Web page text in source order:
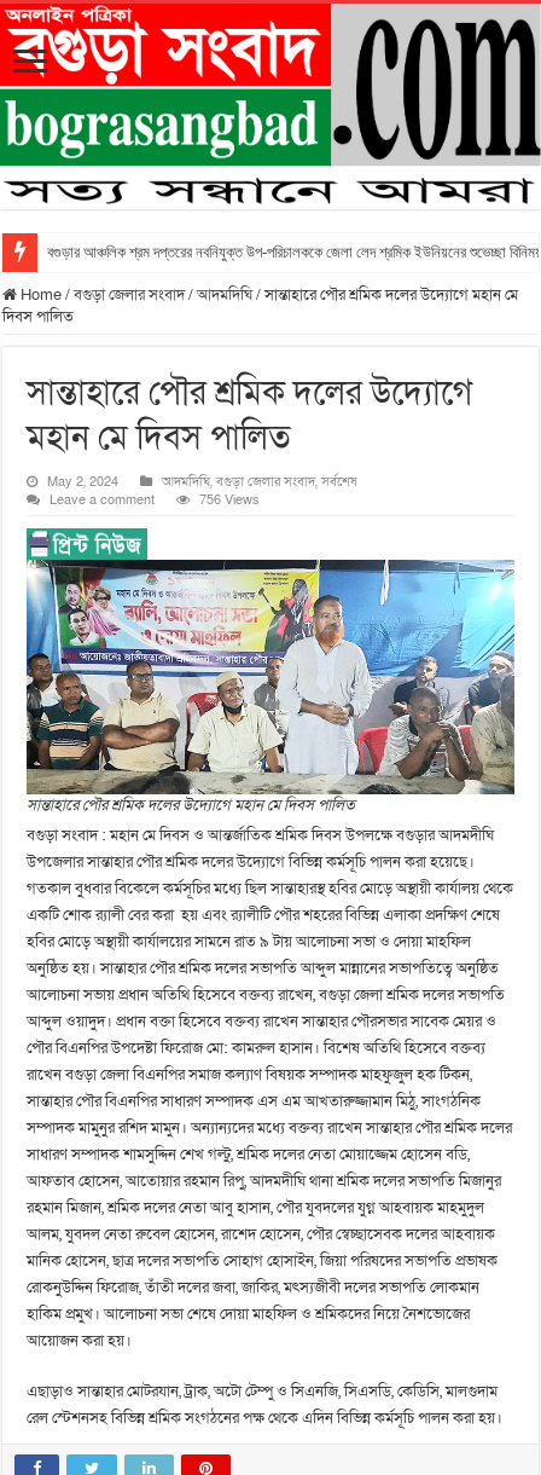
বগুড়ার আঞ্চলিক শ্রম দপ্তরের নবনিযুক্ত উপ-পরিচালককে জেলা লেদ শ্রমিক ইউনিয়নের শুভেচ্ছা
Home/বগুড়া জেলার সংবাদ/আদমদিঘি/সান্তাহারে পৌর শ্রমিক দলের উদ্যোগে মহান মে
দিবস পালিত
সান্তাহারে পৌর শ্রমিক দলের উদ্যোগে
মহান মে দিবস পালিত
May 2, 2024 আদমদিঘি,বগুড়া জেলার সংবাদ,সর্বশেষ
Leave a comment
756 Views
সান্তাহারে পৌর শ্রমিক দলের উদ্যোগে মহান মে দিবস পালিত
বগুড়া সংবাদ : মহান মে দিবস ও আন্তর্জাতিক শ্রমিক দিবস উপলক্ষে বগুড়ার আদমদীঘি
উপজেলার সান্তাহার পৌর শ্রমিক দলের উদ্যোগে বিভিন্ন কর্মসূচি পালন করা হয়েছে।
গতকাল বুধবার বিকেলে কর্মসূচির মধ্যে ছিল সান্তাহারস্থ হবির মোড়ে অস্থায়ী কার্যালয় থেকে
একটি শোক র‍্যালী বের করা হয় এবং র‍্যালীটি পৌর শহরের বিভিন্ন এলাকা প্রদক্ষিণ শেষে
হবির মোড়ে অস্থায়ী কার্যালয়ের সামনে রাত ৯ টায় আলোচনা সভা ও দোয়া মাহফিল
অনুষ্ঠিত হয়। সান্তাহার পৌর শ্রমিক দলের সভাপতি আব্দুল মান্নানের সভাপতিত্বে অনুষ্ঠিত
আলোচনা সভায় প্রধান অতিথি হিসেবে বক্তব্য রাখেন, বগুড়া জেলা শ্রমিক দলের সভাপতি
আব্দুল ওয়াদুদ। প্রধান বক্তা হিসেবে বক্তব্য রাখেন সান্তাহার পৌরসভার সাবেক মেয়র ও
পৌর বিএনপির উপদেষ্টা ফিরোজ মো: কামরুল হাসান। বিশেষ অতিথি হিসেবে বক্তব্য
রাখেন বগুড়া জেলা বিএনপির সমাজ কল্যাণ বিষয়ক সম্পাদক মাহফুজুল হক টিকন,
সান্তাহার পৌর বিএনপির সাধারণ সম্পাদক এস এম আখতারুজ্জামান মিঠু, সাংগঠনিক
সম্পাদক মামুনুর রশিদ মামুন। অন্যান্যদের মধ্যে বক্তব্য রাখেন সান্তাহার পৌর শ্রমিক দলের
সাধারণ সম্পাদক শামসুদ্দিন শেখ গল্টু, শ্রমিক দলের নেতা মোয়াজ্জেম হোসেন বডি,
আফতাব হোসেন, আতোয়ার রহমান রিপু, আদমদীঘি থানা শ্রমিক দলের সভাপতি মিজানুর
রহমান মিজান, শ্রমিক দলের নেতা আবু হাসান, পৌর যুবদলের যুগ্ন আহবায়ক মাহমুদুল
আলম, যুবদল নেতা রুবেল হোসেন, রাশেদ হোসেন, পৌর স্বেচ্ছাসেবক দলের আহবায়ক
মানিক হোসেন, ছাত্র দলের সভাপতি সোহাগ হোসাইন, জিয়া পরিষদের সভাপতি প্রভাষক
রোকনুউদ্দিন ফিরোজ, তাঁতী দলের জবা, জাকির, মৎস্যজীবী দলের সভাপতি লোকমান
হাকিম প্রমুখ। আলোচনা সভা শেষে দোয়া মাহফিল ও শ্রমিকদের নিয়ে নৈশভোজের
আয়োজন করা হয়।
এছাড়াও সান্তাহার মোটরযান, ট্রাক, অটো টেম্পু ও সিএনজি, সিএসডি, কেডিসি, মালগুদাম
রেল স্টেশনসহ বিভিন্ন শ্রমিক সংগঠনের পক্ষ থেকে এদিন বিভিন্ন কর্মসূচি পালন করা হয়।